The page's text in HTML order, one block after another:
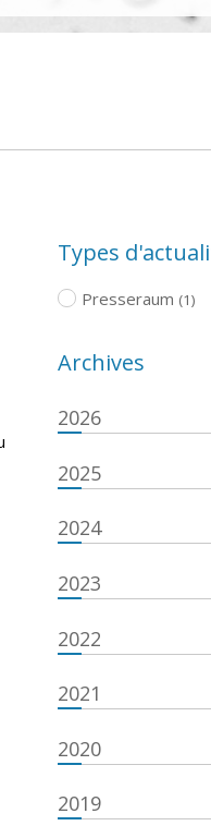
Types
Presseraum (1)
Archives
2026
2025
2024
2023
2022
2021
2020
2019